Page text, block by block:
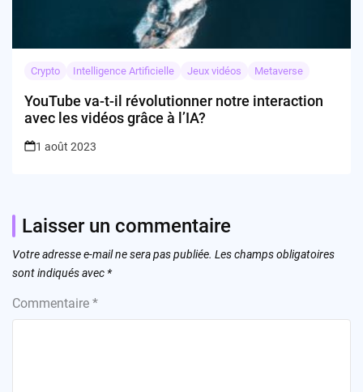
Crypto Intelligence Artificielle Jeux vidéos Metaverse
YouTube va-t-il révolutionner notre interaction
avec les vidéos grâce à l’IA?
1 août 2023
Laisser un commentaire
Votre adresse e-mail ne sera pas publiée. Les champs obligatoires
sont indiqués avec *
Commentaire *